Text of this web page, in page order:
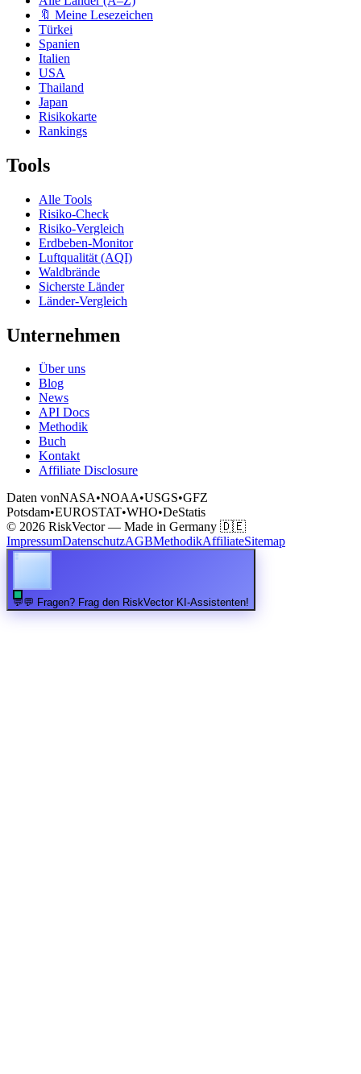
🔖 Meine Lesezeichen
Türkei
Spanien
Italien
USA
Thailand
Japan
Risikokarte
Rankings
Tools
Alle Tools
Risiko-Check
Risiko-Vergleich
Erdbeben-Monitor
Luftqualität (AQI)
Waldbrände
Sicherste Länder
Länder-Vergleich
Unternehmen
Über uns
Blog
News
API Docs
Methodik
Buch
Kontakt
Affiliate Disclosure
Daten vonNASA•NOAA•USGS•GFZ
Potsdam•EUROSTAT•WHO•DeStatis
© 2026 RiskVector — Made in Germany 🇩🇪
ImpressumDatenschutzAGBMethodikAffiliateSitemap
💬💬 Fragen? Frag den RiskVector KI-Assistenten!